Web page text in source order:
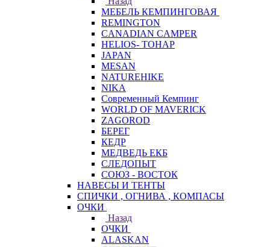
МЕБЕЛЬ КЕМПИНГОВАЯ
REMINGTON
CANADIAN CAMPER
HELIOS- ТОНАР
JAPAN
MESAN
NATUREHIKE
NIKA
Современный Кемпинг
WORLD OF MAVERICK
ZAGOROD
БЕРЕГ
КЕДР
МЕДВЕДЬ ЕКБ
СЛЕДОПЫТ
СОЮЗ - ВОСТОК
НАВЕСЫ И ТЕНТЫ
СПИЧКИ , ОГНИВА , КОМПАСЫ
ОЧКИ
Назад
ОЧКИ
ALASKAN